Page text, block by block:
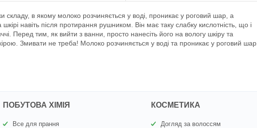
складу, в якому молоко розчиняється у воді, проникає у роговий шар, а
навіть після протирання рушником. Він має таку слабку кислотність, що і
Перед тим, як вийти з ванни, просто нанесіть його на вологу шкіру та
Змивати не треба! Молоко розчиняється у воді та проникає у роговий шар.
ПОБУТОВА ХІМІЯ
Все для прання
КОСМЕТИКА
Догляд за волоссям